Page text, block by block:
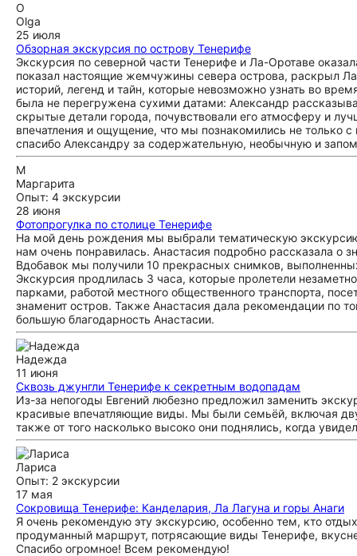
O
Olga
25 июля
Обзорная экскурсия по острову Тенерифе
Экскурсия по северной части Тенерифе и Ла-Оротаве
показал настоящие жемчужины севера острова, раскрыл
историй, легенд и тайн, которые невозможно узнать во
была не перегружена сухими датами: Александр
скрытые детали города, почувствовали его атмосферу и
впечатления и ощущение, что мы познакомились не только
спасибо Александру за содержательную, необычную и
М
Маргарита
Опыт: 4 экскурсии
28 июня
Фотопрогулка по столице Тенерифе
На мой день рождения мы выбрали тематическую
нам очень понравилась. Анастасия подробно рассказала
Вдобавок мы получили 10 прекрасных снимков,
Экскурсия продлилась 3 часа, которые пролетели
парками, работой местного общественного транспорта,
знаменит остров. Также Анастасия дала рекомендации по
большую благодарность Анастасии.
Надежда
11 июня
Сквозь джунгли Тенерифе к секретным водопадам
Из-за непогоды Евгений любезно предложил заменить
красивые впечатляющие виды. Мы были семьёй, включая
также от того насколько высоко они поднялись, когда
Лариса
Опыт: 2 экскурсии
17 мая
Сокровища Тенерифе: Канделария, Ла Лагуна и горы Анаги
Я очень рекомендую эту экскурсию, особенно тем, кто
продуманный маршрут, потрясающие виды Тенерифе,
Спасибо огромное! Всем рекомендую!